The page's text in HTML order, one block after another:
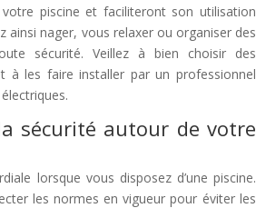
piscine et faciliteront son utilisation
ainsi nager, vous relaxer ou organiser des
sécurité. Veillez à bien choisir des
à les faire installer par un professionnel
sécurité autour de votre
lorsque vous disposez d’une piscine.
les normes en vigueur pour éviter les